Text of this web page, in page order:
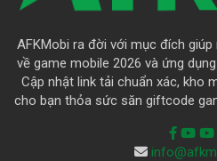
AFKMobi ra đời với mục đích
về game mobile 2026 và ứng
Cập nhật link tải chuẩn xác, kho
cho bạn thỏa sức săn giftcode